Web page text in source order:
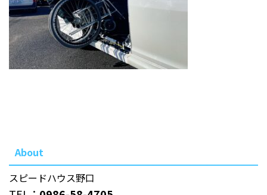
About
スピードハウス野口